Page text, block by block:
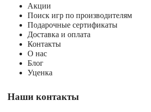
Акции
Поиск игр по производителям
Подарочные сертификаты
Доставка и оплата
Контакты
О нас
Блог
Уценка
Наши контакты